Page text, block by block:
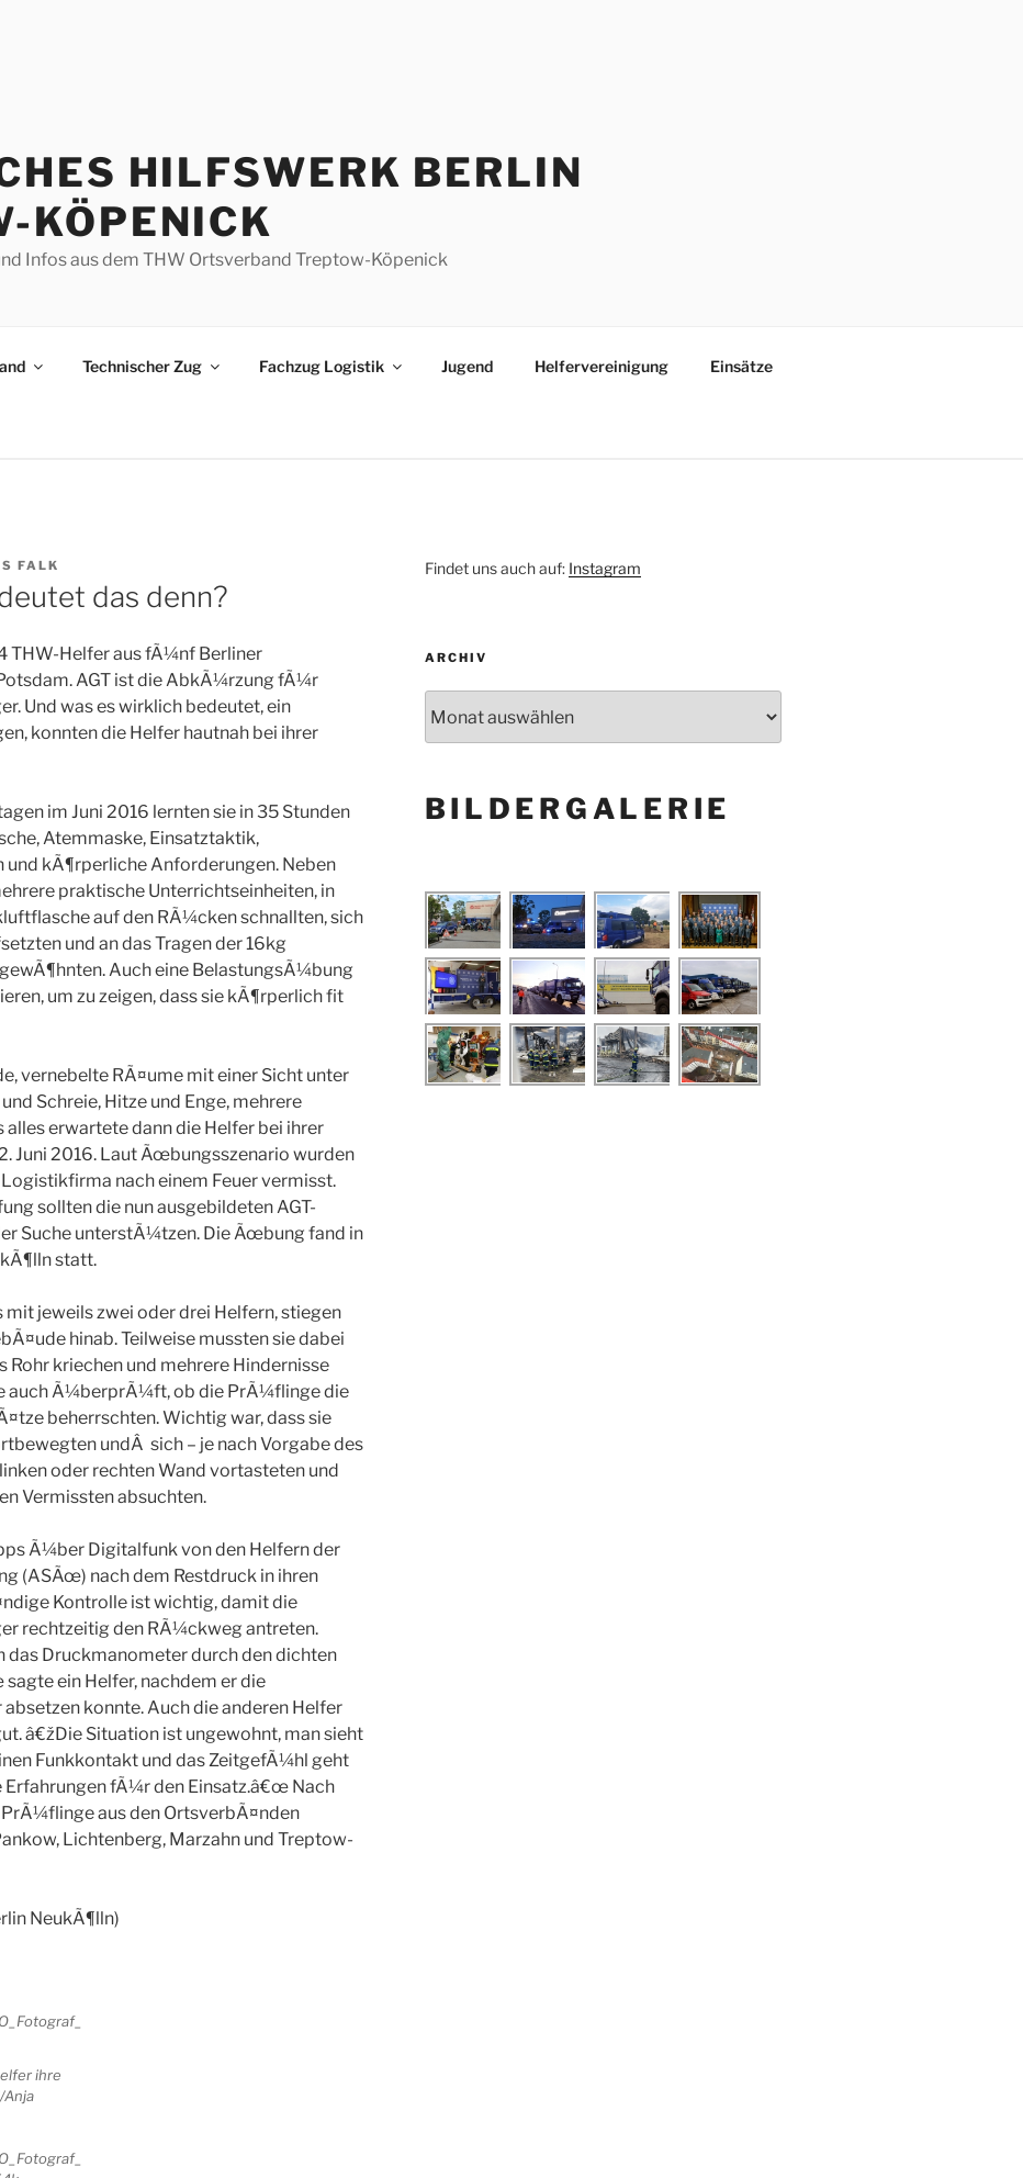
HILFSWERK BERLIN
KÖPENICK
Infos aus dem THW Ortsverband Treptow-Köpenick
Technischer Zug Fachzug Logistik Jugend Helfervereinigung Einsätze
FALK
das denn?
THW-Helfer aus fÃ¼nf Berliner
AGT ist die AbkÃ¼rzung fÃ¼r
Und was es wirklich bedeutet, ein
konnten die Helfer hautnah bei ihrer
im Juni 2016 lernten sie in 35 Stunden
Atemmaske, Einsatztaktik,
kÃ¶rperliche Anforderungen. Neben
praktische Unterrichtseinheiten, in
auf den RÃ¼cken schnallten, sich
und an das Tragen der 16kg
Auch eine BelastungsÃ¼bung
um zu zeigen, dass sie kÃ¶rperlich fit
vernebelte RÃ¤ume mit einer Sicht unter
Schreie, Hitze und Enge, mehrere
alles erwartete dann die Helfer bei ihrer
Juni 2016. Laut Ãœbungsszenario wurden
nach einem Feuer vermisst.
sollten die nun ausgebildeten AGT-
Suche unterstÃ¼tzen. Die Ãœbung fand in
statt.
jeweils zwei oder drei Helfern, stiegen
hinab. Teilweise mussten sie dabei
Rohr kriechen und mehrere Hindernisse
auch Ã¼berprÃ¼ft, ob die PrÃ¼flinge die
beherrschten. Wichtig war, dass sie
undÂ sich – je nach Vorgabe des
oder rechten Wand vortasteten und
Vermissten absuchten.
Ã¼ber Digitalfunk von den Helfern der
(ASÃœ) nach dem Restdruck in ihren
Kontrolle ist wichtig, damit die
rechtzeitig den RÃ¼ckweg antreten.
das Druckmanometer durch den dichten
ein Helfer, nachdem er die
konnte. Auch die anderen Helfer
â€žDie Situation ist ungewohnt, man sieht
Funkkontakt und das ZeitgefÃ¼hl geht
Erfahrungen fÃ¼r den Einsatz.â€œ Nach
aus den OrtsverbÃ¤nden
Lichtenberg, Marzahn und Treptow-
NeukÃ¶lln)
ihre
Anja
Findet uns auch auf: Instagram
ARCHIV
BILDERGALERIE